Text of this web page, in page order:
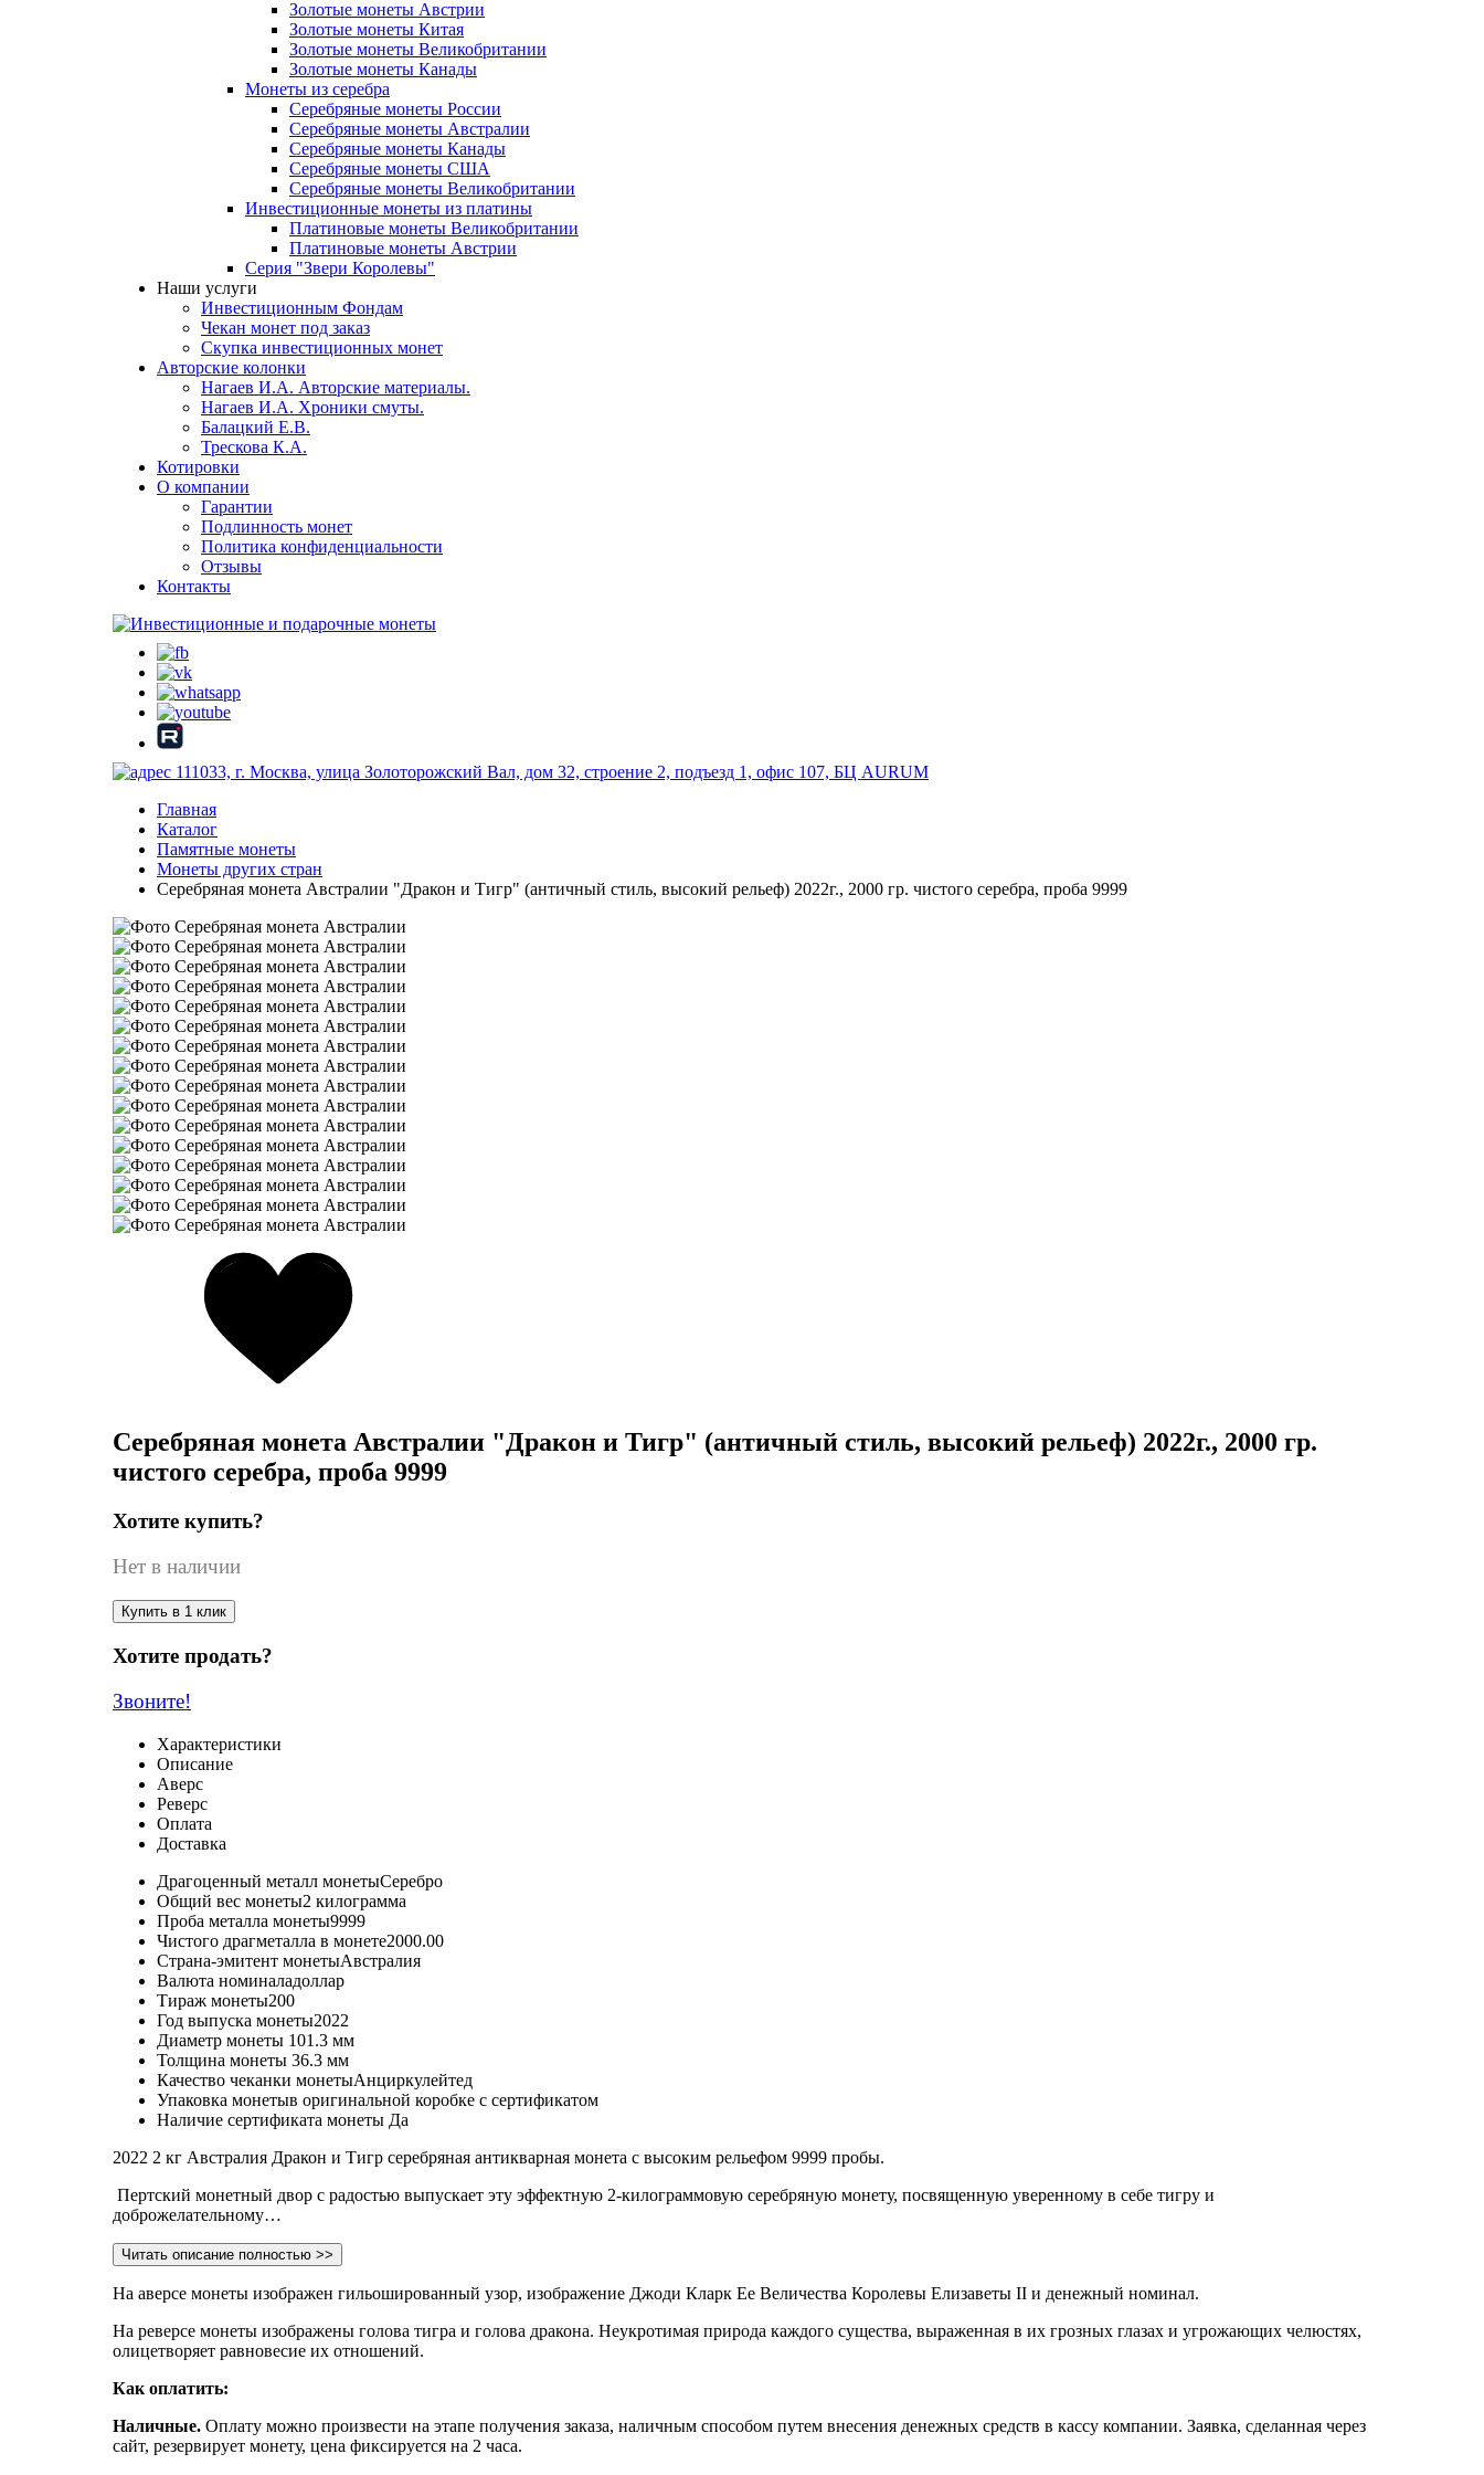
Золотые монеты Австрии
Золотые монеты Китая
Золотые монеты Великобритании
Золотые монеты Канады
Монеты из серебра
Серебряные монеты России
Серебряные монеты Австралии
Серебряные монеты Канады
Серебряные монеты США
Серебряные монеты Великобритании
Инвестиционные монеты из платины
Платиновые монеты Великобритании
Платиновые монеты Австрии
Серия "Звери Королевы"
Наши услуги
Инвестиционным Фондам
Чекан монет под заказ
Скупка инвестиционных монет
Авторские колонки
Нагаев И.А. Авторские материалы.
Нагаев И.А. Хроники смуты.
Балацкий Е.В.
Трескова К.А.
Котировки
О компании
Гарантии
Подлинность монет
Политика конфиденциальности
Отзывы
Контакты
111033, г. Москва, улица Золоторожский Вал, дом 32, строение 2, подъезд 1, офис 107, БЦ AURUM
Главная
Каталог
Памятные монеты
Монеты других стран
Серебряная монета Австралии "Дракон и Тигр" (античный стиль, высокий рельеф) 2022г., 2000 гр. чистого серебра, проба 9999
Серебряная монета Австралии "Дракон и Тигр" (античный стиль, высокий рельеф) 2022г., 2000 гр.
чистого серебра, проба 9999
Хотите купить?
Нет в наличии
Купить в 1 клик
Хотите продать?
Звоните!
Характеристики
Описание
Аверс
Реверс
Оплата
Доставка
Драгоценный металл монетыСеребро
Общий вес монеты2 килограмма
Проба металла монеты9999
Чистого драгметалла в монете2000.00
Страна-эмитент монетыАвстралия
Валюта номиналадоллар
Тираж монеты200
Год выпуска монеты2022
Диаметр монеты 101.3 мм
Толщина монеты 36.3 мм
Качество чеканки монетыАнциркулейтед
Упаковка монетыв оригинальной коробке с сертификатом
Наличие сертификата монеты Да
2022 2 кг Австралия Дракон и Тигр серебряная антикварная монета с высоким рельефом 9999 пробы.
Пертский монетный двор с радостью выпускает эту эффектную 2-килограммовую серебряную монету, посвященную уверенному в себе тигру и
доброжелательному…
Читать описание полностью >>
На аверсе монеты изображен гильошированный узор, изображение Джоди Кларк Ее Величества Королевы Елизаветы II и денежный номинал.
На реверсе монеты изображены голова тигра и голова дракона. Неукротимая природа каждого существа, выраженная в их грозных глазах и угрожающих челюстях,
олицетворяет равновесие их отношений.
Как оплатить:
Наличные. Оплату можно произвести на этапе получения заказа, наличным способом путем внесения денежных средств в кассу компании. Заявка, сделанная через
сайт, резервирует монету, цена фиксируется на 2 часа.